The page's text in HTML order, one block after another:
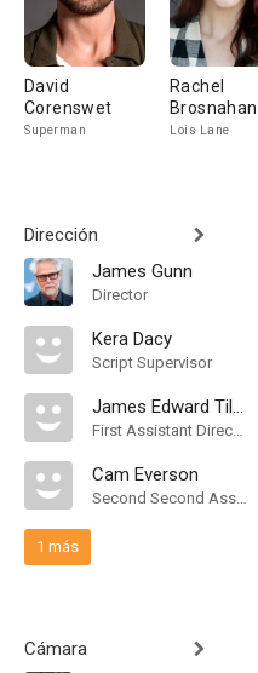
David
Corenswet
Superman
Rachel
Brosnahan
Lois Lane
Dirección
James Gunn
Director
Kera Dacy
Script Supervisor
James Edward Tilden
First Assistant Director
Cam Everson
Second Second Assistant Director
1 más
Cámara